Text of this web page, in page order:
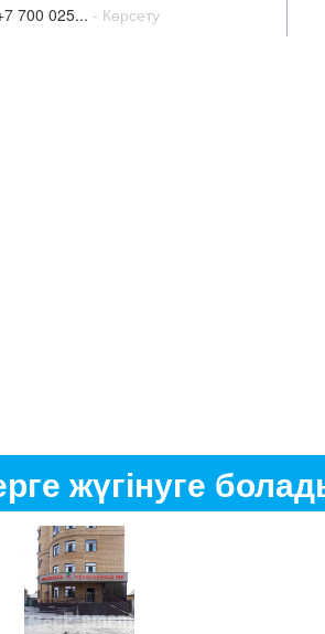
700 025... - Көрсету
жүгінуге